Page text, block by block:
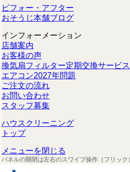
ビフォー・アフター
おそうじ本舗ブログ
インフォーメーション
店舗案内
お客様の声
換気扇フィルター定期交換サービス
エアコン2027年問題
ご注文の流れ
お問い合わせ
スタッフ募集
ハウスクリーニング
トップ
メニューを閉じる
パネルの開閉は左右のスワイプ操作（フリッ